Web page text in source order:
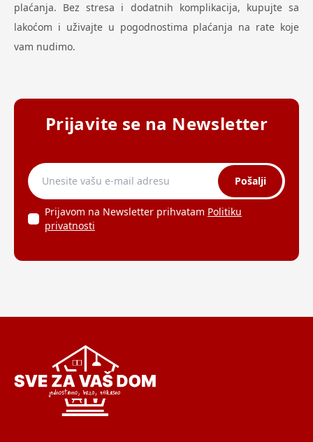
plaćanja. Bez stresa i dodatnih komplikacija, kupujte sa
lakoćom i uživajte u pogodnostima plaćanja na rate koje
vam nudimo.
Prijavite se na Newsletter
Pošalji
Prijavom na Newsletter prihvatam Politiku
privatnosti